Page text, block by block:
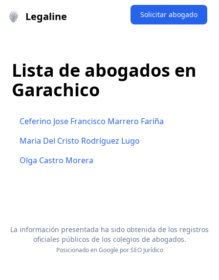
Legaline Solicitar abogado
Lista de abogados en
Garachico
Ceferino Jose Francisco Marrero Fariña
Maria Del Cristo Rodríguez Lugo
Olga Castro Morera
La información presentada ha sido obtenida de los registros
oficiales públicos de los colegios de abogados.
Posicionado en Google porSEO Jurídico